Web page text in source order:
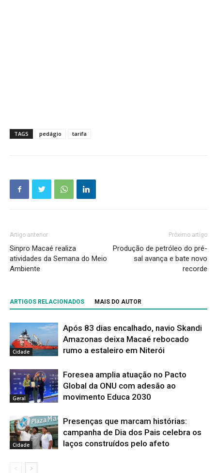
TAGS pedágio tarifa
Artigo anterior
Sinpro Macaé realiza
atividades da Semana do Meio
Ambiente
Próximo artigo
Produção de petróleo do pré-
sal avança e bate novo
recorde
ARTIGOS RELACIONADOS MAIS DO AUTOR
Cidade
Após 83 dias encalhado, navio Skandi
Amazonas deixa Macaé rebocado
rumo a estaleiro em Niterói
Geral
Foresea amplia atuação no Pacto
Global da ONU com adesão ao
movimento Educa 2030
Cidade
Presenças que marcam histórias:
campanha de Dia dos Pais celebra os
laços construídos pelo afeto